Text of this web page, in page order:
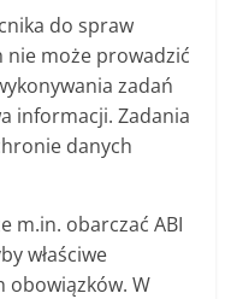
do spraw
może prowadzić
zadań
informacji. Zadania
danych
m.in. obarczać ABI
właściwe
obowiązków. W